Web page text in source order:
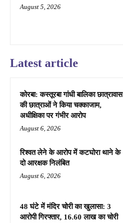
August 5, 2026
Latest article
कोरबा: कस्तूरबा गांधी बालिका छात्रावास
की छात्राओं ने किया चक्काजाम,
अधीक्षिका पर गंभीर आरोप
August 6, 2026
रिश्वत लेने के आरोप में कटघोरा थाने के
दो आरक्षक निलंबित
August 6, 2026
48 घंटे में मंदिर चोरी का खुलासा: 3
आरोपी गिरफ्तार, 16.60 लाख का चोरी